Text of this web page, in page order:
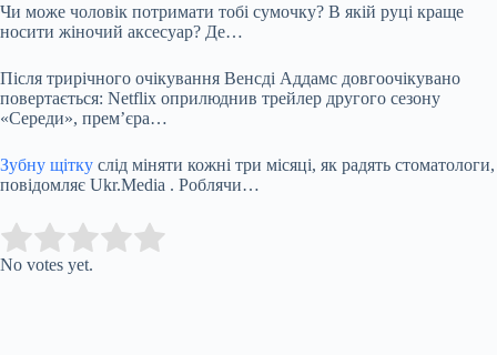
Чи може чоловік потримати тобі сумочку? В якій руці краще
носити жіночий аксесуар? Де…
Після трирічного очікування Венсді Аддамс довгоочікувано
повертається: Netflix оприлюднив трейлер другого сезону
«Середи», прем’єра…
Зубну щітку слід міняти кожні три місяці, як радять стоматологи,
повідомляє Ukr.Media . Роблячи…
Rate this item:
No votes yet.